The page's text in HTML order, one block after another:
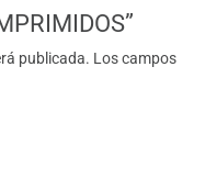
publicada. Los campos